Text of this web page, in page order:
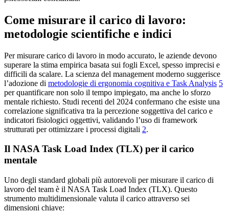
Come misurare il carico di lavoro:
metodologie scientifiche e indici
Per misurare carico di lavoro in modo accurato, le aziende devono
superare la stima empirica basata sui fogli Excel, spesso imprecisi e
difficili da scalare. La scienza del management moderno suggerisce
l’adozione di metodologie di ergonomia cognitiva e Task Analysis 5
per quantificare non solo il tempo impiegato, ma anche lo sforzo
mentale richiesto. Studi recenti del 2024 confermano che esiste una
correlazione significativa tra la percezione soggettiva del carico e
indicatori fisiologici oggettivi, validando l’uso di framework
strutturati per ottimizzare i processi digitali 2.
Il NASA Task Load Index (TLX) per il carico
mentale
Uno degli standard globali più autorevoli per misurare il carico di
lavoro del team è il NASA Task Load Index (TLX). Questo
strumento multidimensionale valuta il carico attraverso sei
dimensioni chiave: